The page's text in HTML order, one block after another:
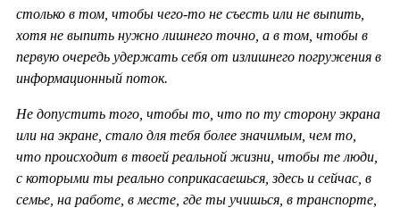
столько в том, чтобы чего-то не съесть или не выпить,
хотя не выпить нужно лишнего точно, а в том, чтобы в
первую очередь удержать себя от излишнего погружения в
информационный поток.
Не допустить того, чтобы то, что по ту сторону экрана
или на экране, стало для тебя более значимым, чем то,
что происходит в твоей реальной жизни, чтобы те люди,
с которыми ты реально соприкасаешься, здесь и сейчас, в
семье, на работе, в месте, где ты учишься, в транспорте,